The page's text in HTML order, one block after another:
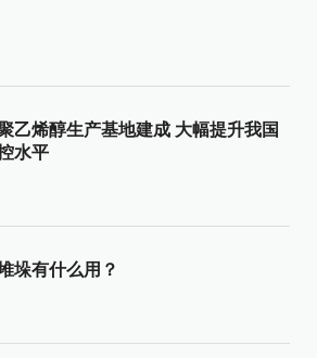
乙烯醇生产基地建成 大幅提升我国
水平
垛有什么用？